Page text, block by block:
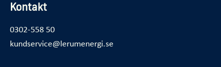
Kontakt
0302-558 50
kundservice@lerumenergi.se